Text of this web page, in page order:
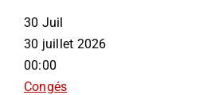
30 Juil
30 juillet 2026
00:00
Congés